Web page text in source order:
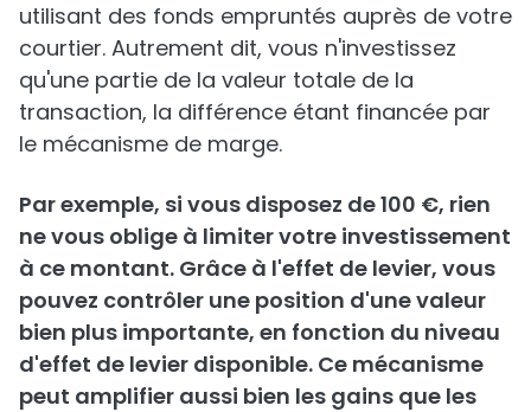
utilisant des fonds empruntés auprès de votre
courtier. Autrement dit, vous n'investissez
qu'une partie de la valeur totale de la
transaction, la différence étant financée par
le mécanisme de marge.
Par exemple, si vous disposez de 100 €, rien
ne vous oblige à limiter votre investissement
à ce montant. Grâce à l'effet de levier, vous
pouvez contrôler une position d'une valeur
bien plus importante, en fonction du niveau
d'effet de levier disponible. Ce mécanisme
peut amplifier aussi bien les gains que les